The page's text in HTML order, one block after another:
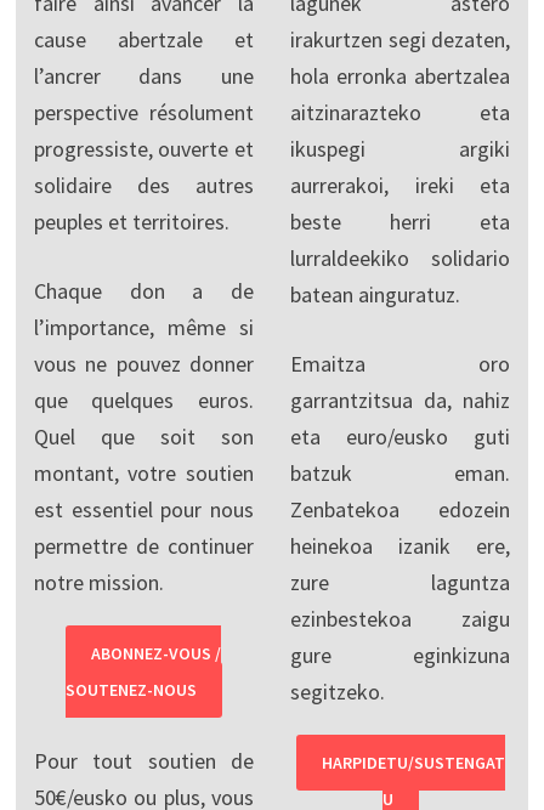
cause abertzale et
l’ancrer dans une
perspective résolument
progressiste, ouverte et
solidaire des autres
peuples et territoires.
Chaque don a de
l’importance, même si
vous ne pouvez donner
que quelques euros.
Quel que soit son
montant, votre soutien
est essentiel pour nous
permettre de continuer
notre mission.
ABONNEZ-VOUS /
SOUTENEZ-NOUS
Pour tout soutien de
50€/eusko ou plus, vous
irakurtzen segi dezaten,
hola erronka abertzalea
aitzinarazteko eta
ikuspegi argiki
aurrerakoi, ireki eta
beste herri eta
lurraldeekiko solidario
batean ainguratuz.
Emaitza oro
garrantzitsua da, nahiz
eta euro/eusko guti
batzuk eman.
Zenbatekoa edozein
heinekoa izanik ere,
zure laguntza
ezinbestekoa zaigu
gure eginkizuna
segitzeko.
HARPIDETU/SUSTENGAT
U